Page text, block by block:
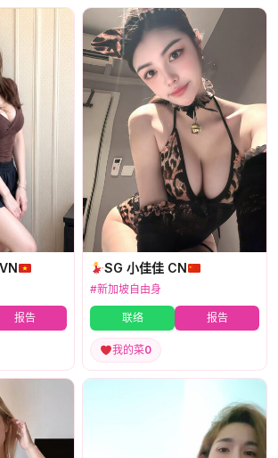
报告
SG 小佳佳 CN
#新加坡自由身
联络 报告
我的菜0